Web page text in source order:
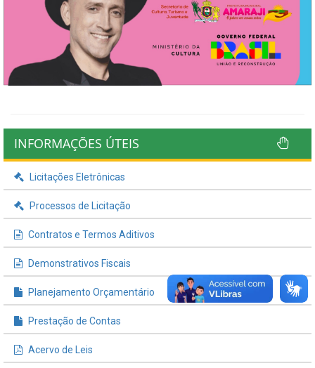
INFORMAÇÕES ÚTEIS
Licitações Eletrônicas
Processos de Licitação
Contratos e Termos Aditivos
Demonstrativos Fiscais
Planejamento Orçamentário
Prestação de Contas
Acervo de Leis